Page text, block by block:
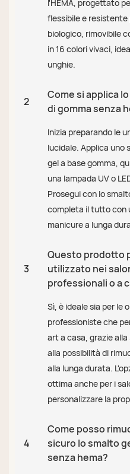
l'HEMA, progettato
flessibile e resistente
biologico, rimovibile
in 16 colori vivaci,
unghie.
2
Come si applica
di gomma senza
Inizia preparando le
lucidale. Applica
gel a base gomma,
una lampada UV o
Prosegui con lo
completa il tutto con
manicure a lunga
3
Questo prodotto
utilizzato nei
professionali o a
Sì, è ideale sia per le
professioniste che
art a casa, grazie
alla possibilità di
alla lunga durata.
ottima anche per i
personalizzare la
4
Come posso
sicuro lo smalto
senza hema?